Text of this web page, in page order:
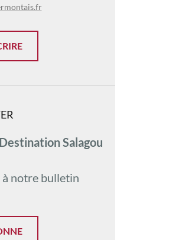
Salagou
notre bulletin